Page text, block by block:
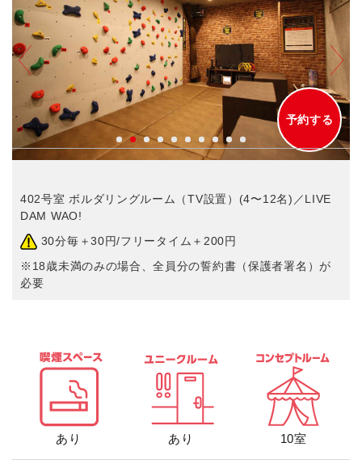
予約する
402号室 ボルダリングルーム（TV設置）(4〜12名)／LIVE
DAM WAO!
30分毎＋30円/フリータイム＋200円
※18歳未満のみの場合、全員分の誓約書（保護者署名）が
必要
あり あり 10室